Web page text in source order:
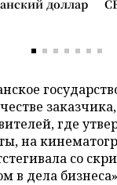
доллар
где
на
со
в дела